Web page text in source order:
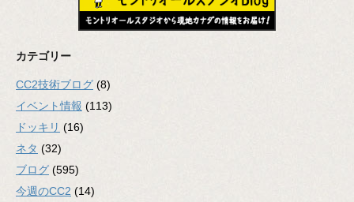
カテゴリー
CC2技術ブログ (8)
イベント情報 (113)
ドッキリ (16)
ネタ (32)
ブログ (595)
今週のCC2 (14)